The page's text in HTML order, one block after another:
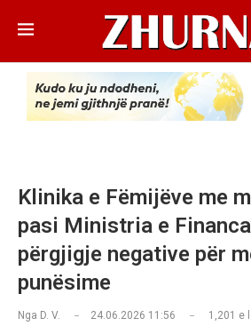
Klinika e Fëmijëve me
pasi Ministria e
përgjigje negative për
punësime
Nga D. V. 24.06.2026 11:56 1,201 e